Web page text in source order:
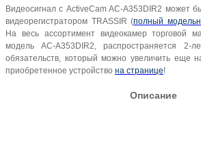
Видеосигнал с ActiveCam AC-A353DIR2 может
видеорегистратором TRASSIR (полный
На весь ассортимент видеокамер торговой
модель AC-A353DIR2, распространяется 2-
обязательств, который можно увеличить еще
приобретенное устройство на странице!
Описание